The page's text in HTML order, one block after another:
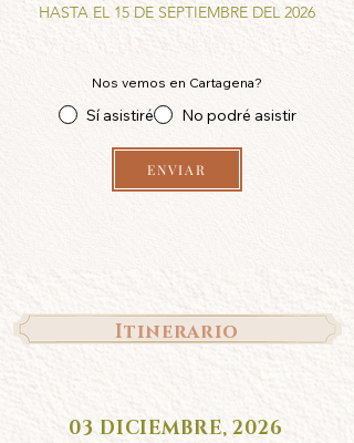
HASTA EL 15 DE SEPTIEMBRE DEL 2026
Nos vemos en Cartagena?
Sí asistiré No podré asistir
ENVIAR
Itinerario
03 DICIEMBRE, 2026